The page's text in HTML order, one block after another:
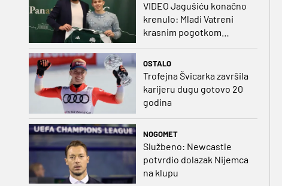
VIDEO Jagušiću konačno
krenulo: Mladi Vatreni
krasnim pogotkom
OSTALO
Trofejna Švicarka završila
karijeru dugu gotovo 20
godina
NOGOMET
Službeno: Newcastle
potvrdio dolazak Nijemca
na klupu